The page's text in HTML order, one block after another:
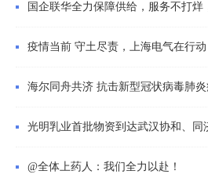
国企联华全力保障供给，服务不打
疫情当前 守土尽责，上海电气在行动
海尔同舟共济 抗击新型冠状病毒肺
光明乳业首批物资到达武汉协和、同
@全体上药人：我们全力以赴！